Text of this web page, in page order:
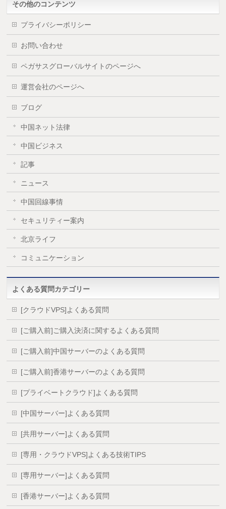
その他のコンテンツ
プライバシーポリシー
お問い合わせ
ペガサスグローバルサイトのページへ
運営会社のページへ
ブログ
中国ネット法律
中国ビジネス
記事
ニュース
中国回線事情
セキュリティー案内
北京ライフ
コミュニケーション
よくある質問カテゴリー
[クラウドVPS]よくある質問
[ご購入前]ご購入決済に関するよくある質問
[ご購入前]中国サーバーのよくある質問
[ご購入前]香港サーバーのよくある質問
[プライベートクラウド]よくある質問
[中国サーバー]よくある質問
[共用サーバー]よくある質問
[専用・クラウドVPS]よくある技術TIPS
[専用サーバー]よくある質問
[香港サーバー]よくある質問